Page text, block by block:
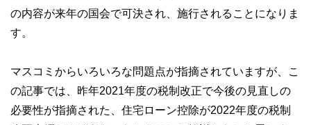
の内容が来年の国会で可決され、施行されることになりま
す。
マスコミからいろいろな問題点が指摘されていますが、こ
の記事では、昨年2021年度の税制改正で今後の見直しの
必要性が指摘された、住宅ローン控除が2022年度の税制